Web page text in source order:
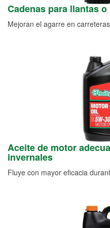
Cadenas para llantas
Mejoran el agarre en
Aceite de motor
invernales
Fluye con mayor eficacia